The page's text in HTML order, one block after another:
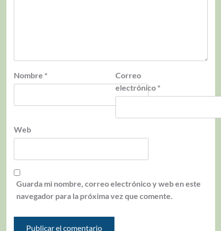
Nombre *
Correo
electrónico *
Web
Guarda mi nombre, correo electrónico y web en este
navegador para la próxima vez que comente.